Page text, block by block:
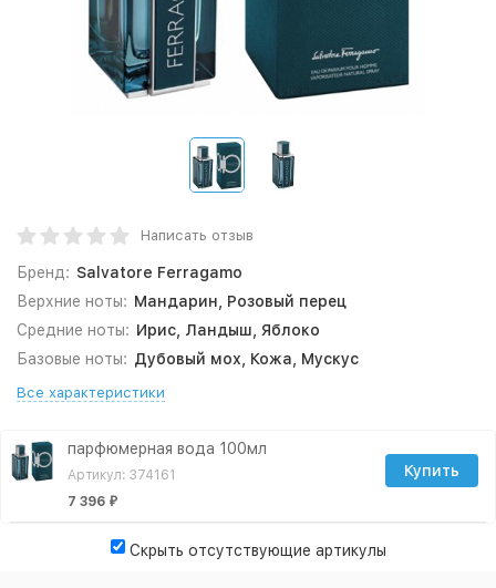
Написать отзыв
Бренд: Salvatore Ferragamo
Верхние ноты: Мандарин, Розовый перец
Средние ноты: Ирис, Ландыш, Яблоко
Базовые ноты: Дубовый мох, Кожа, Мускус
Все характеристики
парфюмерная вода 100мл
Артикул: 374161
7 396 ₽
Купить
Скрыть отсутствующие артикулы